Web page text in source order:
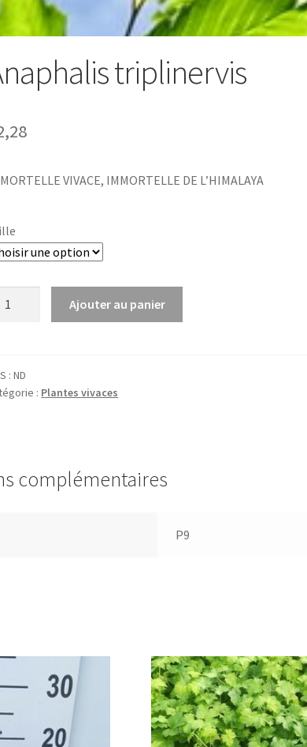
triplinervis
VIVACE, IMMORTELLE DE L’HIMALAYA
Ajouter au panier
:ND
: Plantes vivaces
complémentaires
P9